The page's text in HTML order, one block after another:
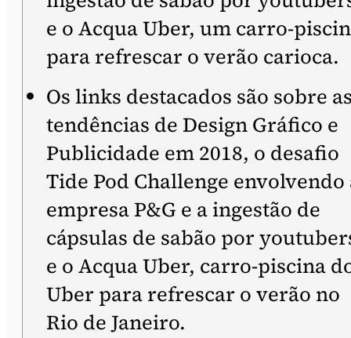
e o Acqua Uber, um carro-
para refrescar o verão carioca.
Os links destacados são sobre
tendências de Design Gráfico e
Publicidade em 2018, o desafio
Tide Pod Challenge envolvendo
empresa P&G e a ingestão de
cápsulas de sabão por
e o Acqua Uber, carro-piscina
Uber para refrescar o verão no
Rio de Janeiro.